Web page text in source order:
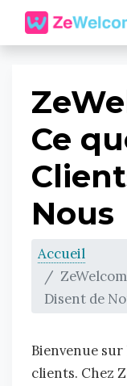
Ce
Nous
Accueil
Disent de
Bienvenue sur
clients. Chez